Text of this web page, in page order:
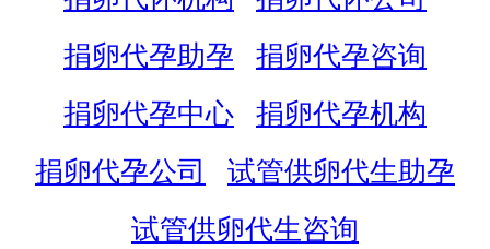
捐卵代孕助孕
捐卵代孕咨询
捐卵代孕中心
捐卵代孕机构
捐卵代孕公司
试管供卵代生助孕
试管供卵代生咨询